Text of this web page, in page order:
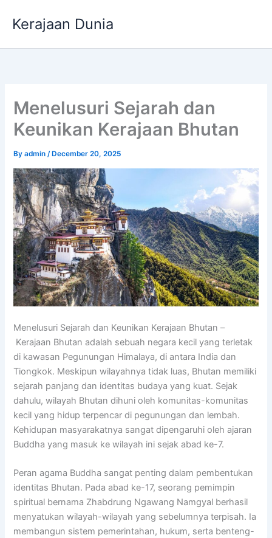
Kerajaan Dunia
Menelusuri Sejarah dan
Keunikan Kerajaan Bhutan
Byadmin/ December 20, 2025
Menelusuri Sejarah dan Keunikan Kerajaan Bhutan –
Kerajaan Bhutan adalah sebuah negara kecil yang terletak
di kawasan Pegunungan Himalaya, di antara India dan
Tiongkok. Meskipun wilayahnya tidak luas, Bhutan memiliki
sejarah panjang dan identitas budaya yang kuat. Sejak
dahulu, wilayah Bhutan dihuni oleh komunitas-komunitas
kecil yang hidup terpencar di pegunungan dan lembah.
Kehidupan masyarakatnya sangat dipengaruhi oleh ajaran
Buddha yang masuk ke wilayah ini sejak abad ke-7.
Peran agama Buddha sangat penting dalam pembentukan
identitas Bhutan. Pada abad ke-17, seorang pemimpin
spiritual bernama Zhabdrung Ngawang Namgyal berhasil
menyatukan wilayah-wilayah yang sebelumnya terpisah. Ia
membangun sistem pemerintahan, hukum, serta benteng-